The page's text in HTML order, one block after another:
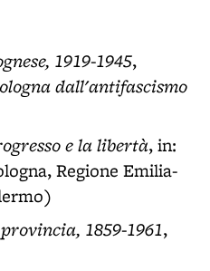
1919-1945,
dall'antifascismo
e la libertà, in:
Regione Emilia-
1859-1961,